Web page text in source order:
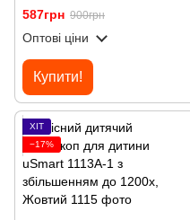
1012A-1 для наукових
досліджень, Помаранчевий
587грн 900грн
Оптові ціни
Купити!
ХІТ
−17%